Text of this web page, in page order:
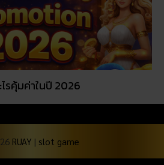
รคุ้มค่าในปี 2026
RUAY | slot game